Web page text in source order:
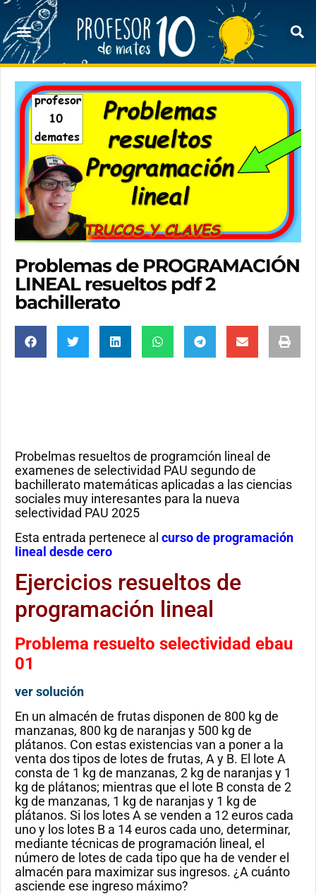
Problemas de PROGRAMACIÓN
LINEAL resueltos pdf 2
bachillerato
Probelmas resueltos de programción lineal de
examenes de selectividad PAU segundo de
bachillerato matemáticas aplicadas a las ciencias
sociales muy interesantes para la nueva
selectividad PAU 2025
Esta entrada pertenece al curso de programación
lineal desde cero
Ejercicios resueltos de
programación lineal
Problema resuelto selectividad ebau
01
ver solución
En un almacén de frutas disponen de 800 kg de
manzanas, 800 kg de naranjas y 500 kg de
plátanos. Con estas existencias van a poner a la
venta dos tipos de lotes de frutas, A y B. El lote A
consta de 1 kg de manzanas, 2 kg de naranjas y 1
kg de plátanos; mientras que el lote B consta de 2
kg de manzanas, 1 kg de naranjas y 1 kg de
plátanos. Si los lotes A se venden a 12 euros cada
uno y los lotes B a 14 euros cada uno, determinar,
mediante técnicas de programación lineal, el
número de lotes de cada tipo que ha de vender el
almacén para maximizar sus ingresos. ¿A cuánto
asciende ese ingreso máximo?